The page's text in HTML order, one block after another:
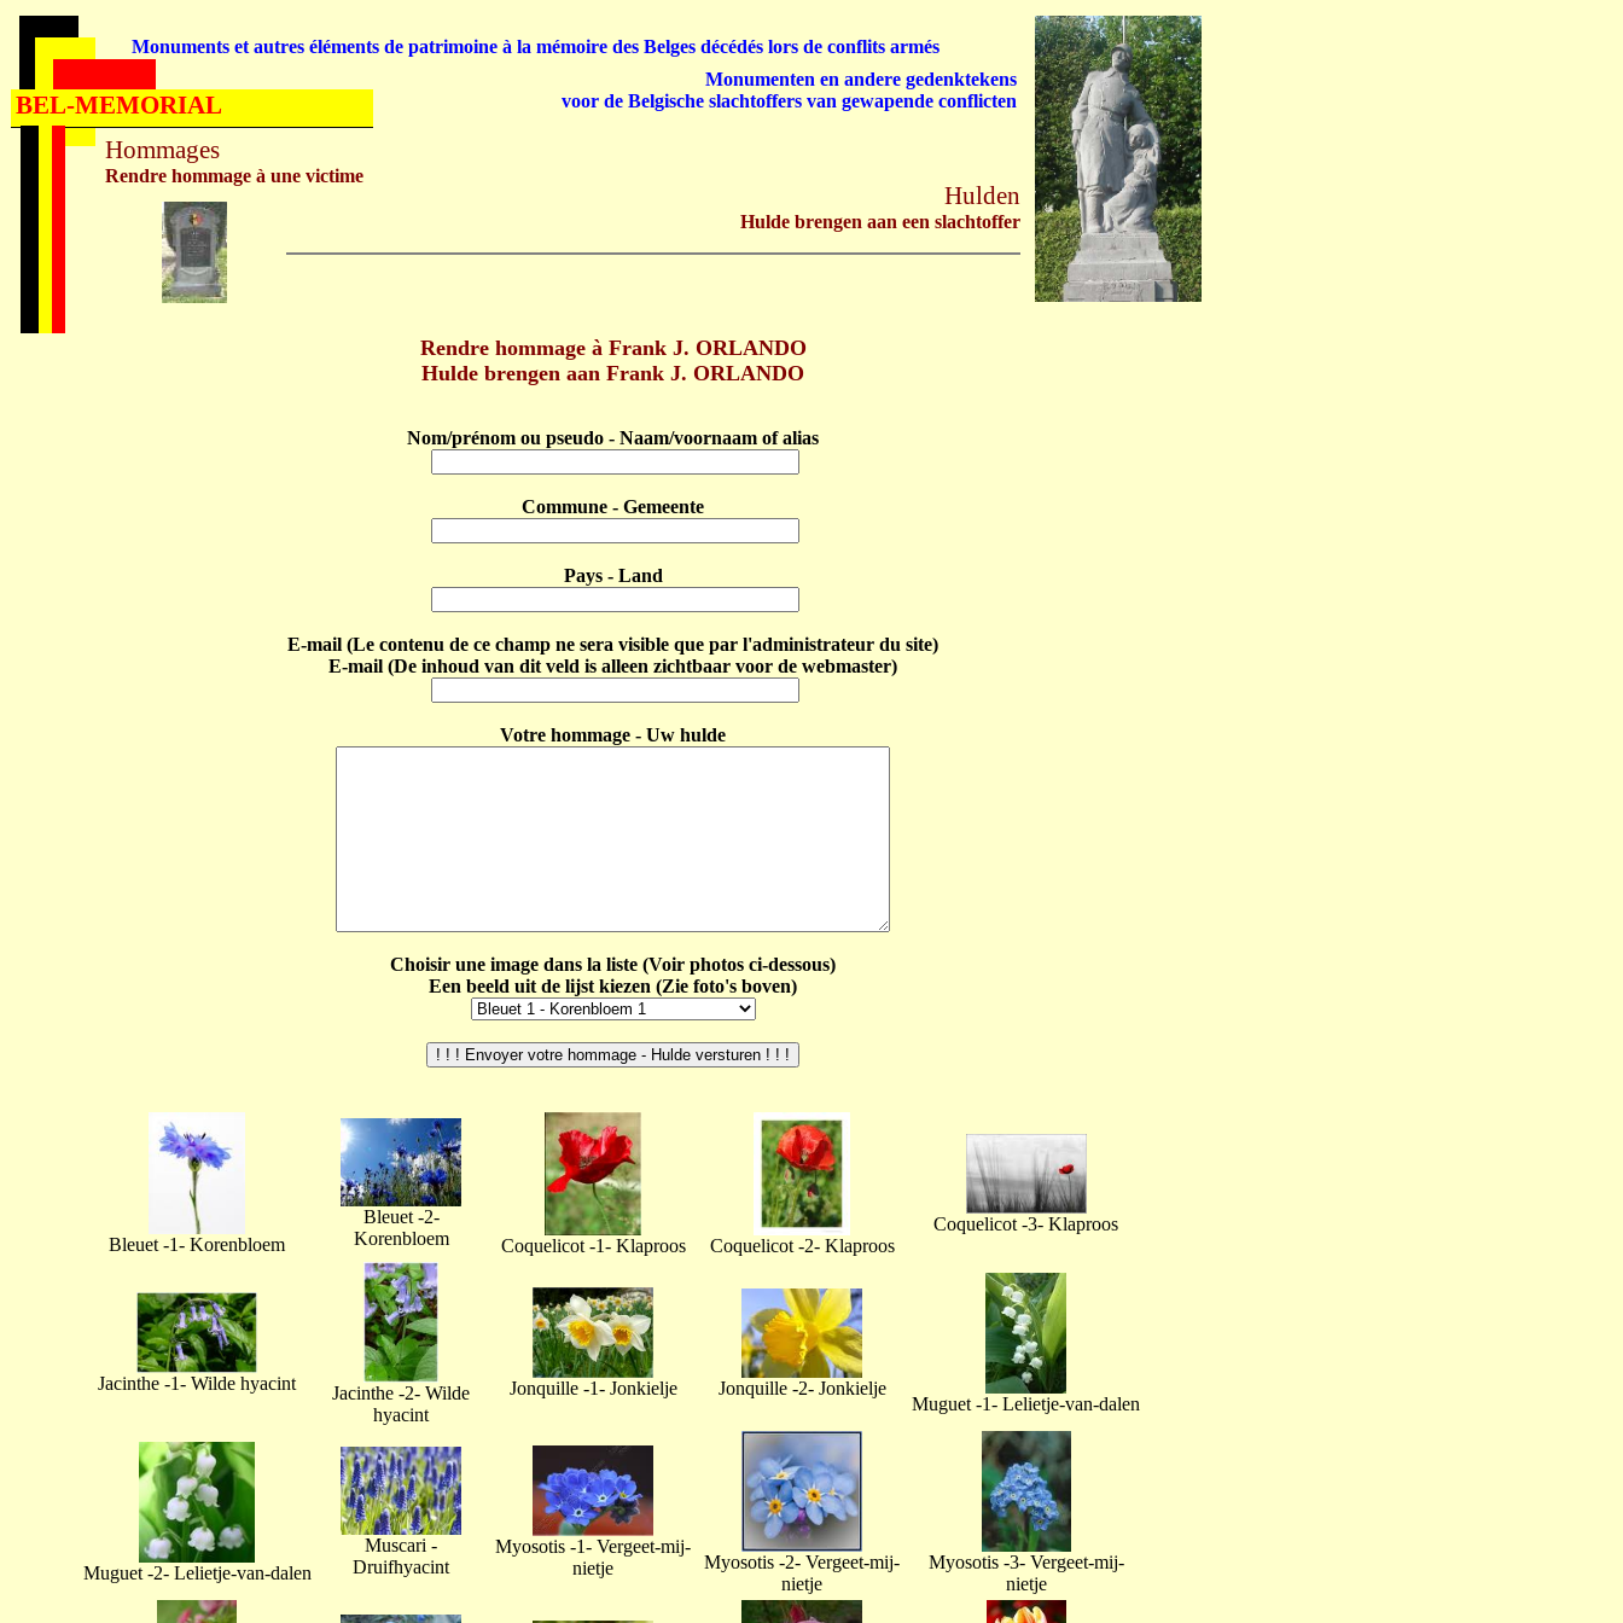
Rendre hommage à Frank J. ORLANDO
Hulde brengen aan Frank J. ORLANDO
Nom/prénom ou pseudo - Naam/voornaam of alias
Commune - Gemeente
Pays - Land
E-mail (Le contenu de ce champ ne sera visible que par l'administrateur du site)
E-mail (De inhoud van dit veld is alleen zichtbaar voor de webmaster)
Votre hommage - Uw hulde
Choisir une image dans la liste (Voir photos ci-dessous)
Een beeld uit de lijst kiezen (Zie foto's boven)
Bleuet -1- Korenbloem
Bleuet -2-
Korenbloem
Coquelicot -1- Klaproos Coquelicot -2- Klaproos
Coquelicot -3- Klaproos
Jacinthe -1- Wilde hyacint
Jacinthe -2- Wilde
hyacint
Jonquille -1- Jonkielje Jonquille -2- Jonkielje
Muguet -1- Lelietje-van-dalen
Muguet -2- Lelietje-van-dalen
Muscari -
Druifhyacint
Myosotis -1- Vergeet-mij-
nietje
Myosotis -2- Vergeet-mij-
nietje
Myosotis -3- Vergeet-mij-
nietje
Hommages
Rendre hommage à une victime
Hulden
Hulde brengen aan een slachtoffer
Monuments et autres éléments de patrimoine à la mémoire des Belges décédés lors de conflits armés
Monumenten en andere gedenktekens
voor de Belgische slachtoffers van gewapende conflicten
BEL-MEMORIAL